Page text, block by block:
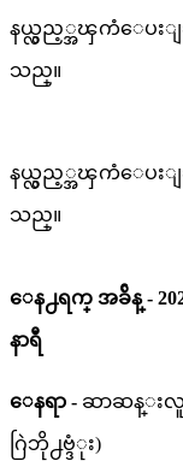
နယ္လွည့္အၾကံေပးျ
သည္။
နယ္လွည့္အၾကံေပးျခ
သည္။
ေန႕ရက္ အခ်ိန္ -
နာရီ
ေနရာ - ဆာဆန္း
ဂြဲဘို႕ဗ္ဒံုး)